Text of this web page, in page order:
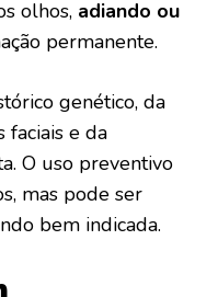
olhos, adiando ou
permanente.
genético, da
faciais e da
O uso preventivo
mas pode ser
bem indicada.